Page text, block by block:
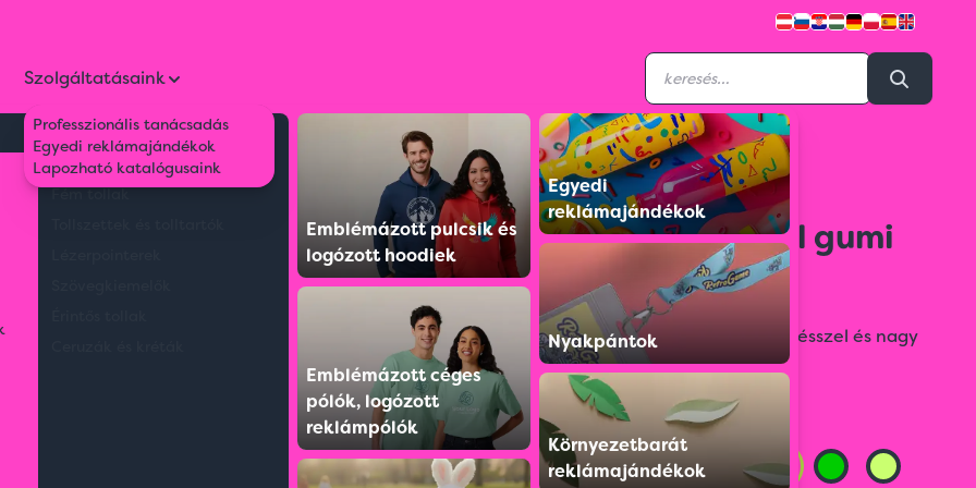
Környezetbarát tollak
Műanyag tollak
Fém tollak
Emblémázott pulcsik és
logózott hoodiek
Emblémázott céges
pólók, logózott
reklámpólók
Egyedi
reklámajándékok
Nyakpántok
Környezetbarát
reklámajándékok
Szolgáltatásaink
Professzionális tanácsadás
Egyedi reklámajándékok
Lapozható katalógusaink
1168224
Átlátszó golyóstoll gumi
markolattal
Golyóstoll fém klipsszel, gumi fogórésszel és nagy
kék, jumbo tollbetéttel.
Színválaszték: